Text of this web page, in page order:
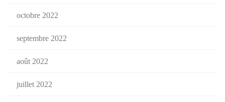
octobre 2022
septembre 2022
août 2022
juillet 2022